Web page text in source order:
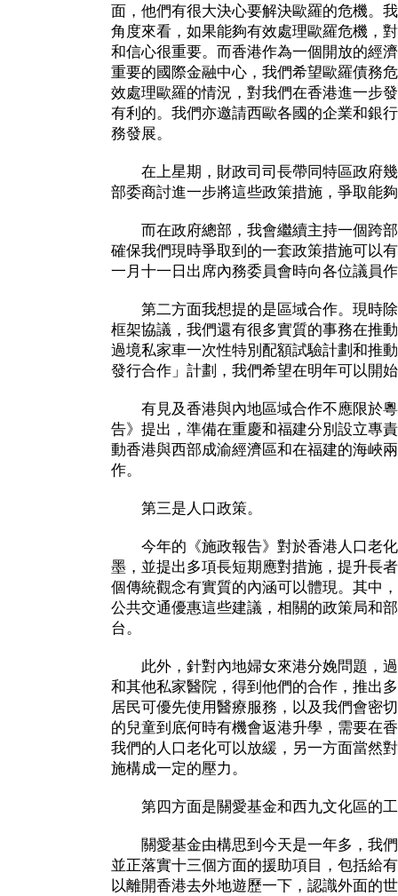
面，他們有很大決心要解決歐羅的危機。
角度來看，如果能夠有效處理歐羅危機，
和信心很重要。而香港作為一個開放的經
重要的國際金融中心，我們希望歐羅債務
效處理歐羅的情況，對我們在香港進一步
有利的。我們亦邀請西歐各國的企業和銀
務發展。
在上星期，財政司司長帶同特區政府幾
部委商討進一步將這些政策措施，爭取能
而在政府總部，我會繼續主持一個跨部
確保我們現時爭取到的一套政策措施可以
一月十一日出席內務委員會時向各位議員
第二方面我想提的是區域合作。現時除
框架協議，我們還有很多實質的事務在推
過境私家車一次性特別配額試驗計劃和推
發行合作」計劃，我們希望在明年可以開
有見及香港與內地區域合作不應限於粵
告》提出，準備在重慶和福建分別設立專
動香港與西部成渝經濟區和在福建的海峽
作。
第三是人口政策。
今年的《施政報告》對於香港人口老化
墨，並提出多項長短期應對措施，提升長
個傳統觀念有實質的內涵可以體現。其中
公共交通優惠這些建議，相關的政策局和
台。
此外，針對內地婦女來港分娩問題，過
和其他私家醫院，得到他們的合作，推出
居民可優先使用醫療服務，以及我們會密
的兒童到底何時有機會返港升學，需要在
我們的人口老化可以放緩，另一方面當然
施構成一定的壓力。
第四方面是關愛基金和西九文化區的
關愛基金由構思到今天是一年多，我們
並正落實十三個方面的援助項目，包括給
以離開香港去外地遊歷一下，認識外面的